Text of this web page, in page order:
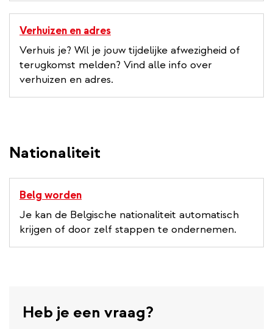
Verhuizen en adres
Verhuis je? Wil je jouw tijdelijke afwezigheid of
terugkomst melden? Vind alle info over
verhuizen en adres.
Nationaliteit
Belg worden
Je kan de Belgische nationaliteit automatisch
krijgen of door zelf stappen te ondernemen.
Heb je een vraag?